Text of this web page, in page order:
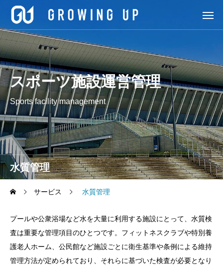
水質管理
スポーツ施設運営管理
Sports facility management
サービス 水質管理
プールや公衆浴場など水を大量に利用する施設にとって、水質検
査は重要な管理項目のひとつです。フィットネスクラブや特別養
護老人ホーム、公民館など施設ごとに衛生基準や条例による維持
管理方法が定められており、それらに基づいた検査が必要となり